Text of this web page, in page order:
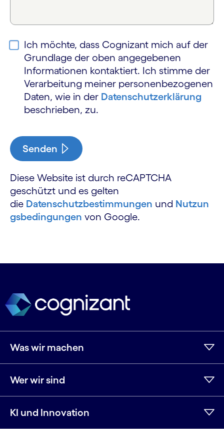
Ich möchte, dass Cognizant mich auf der
Grundlage der oben angegebenen
Informationen kontaktiert. Ich stimme der
Verarbeitung meiner personen­bezogenen
Daten, wie in der Datenschutz­erklärung
beschrieben, zu.
Senden
Diese Website ist durch reCAPTCHA
geschützt und es gelten
die Datenschutzbestimmungen und Nutzun
gsbedingungen von Google.
Was wir machen
Wer wir sind
KI und Innovation